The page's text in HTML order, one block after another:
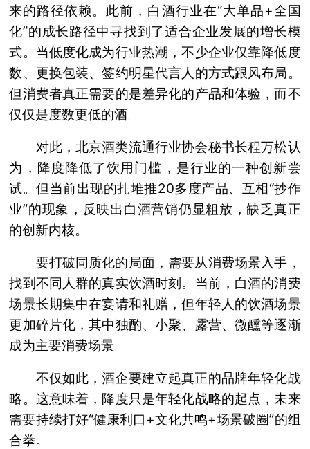
来的路径依赖。此前，白酒行业在“大单品+全国
化”的成长路径中寻找到了适合企业发展的增长模
式。当低度化成为行业热潮，不少企业仅靠降低度
数、更换包装、签约明星代言人的方式跟风布局。
但消费者真正需要的是差异化的产品和体验，而不
仅仅是度数更低的酒。
对此，北京酒类流通行业协会秘书长程万松认
为，降度降低了饮用门槛，是行业的一种创新尝
试。但当前出现的扎堆推20多度产品、互相“抄作
业”的现象，反映出白酒营销仍显粗放，缺乏真正
的创新内核。
要打破同质化的局面，需要从消费场景入手，
找到不同人群的真实饮酒时刻。当前，白酒的消费
场景长期集中在宴请和礼赠，但年轻人的饮酒场景
更加碎片化，其中独酌、小聚、露营、微醺等逐渐
成为主要消费场景。
不仅如此，酒企要建立起真正的品牌年轻化战
略。这意味着，降度只是年轻化战略的起点，未来
需要持续打好“健康利口+文化共鸣+场景破圈”的组
合拳。